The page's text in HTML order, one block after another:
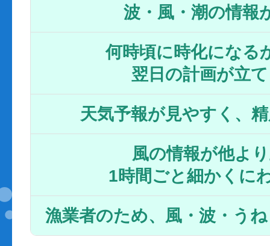
波・風・潮の情報
何時頃に時化になる
翌日の計画が立
天気予報が見やすく、
風の情報が他よ
1時間ごと細かくに
漁業者のため、風・波・う